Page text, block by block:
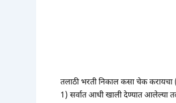
तलाठी भरती निकाल कसा चेक
1) सर्वात आधी खाली देण्यात आलेल्या